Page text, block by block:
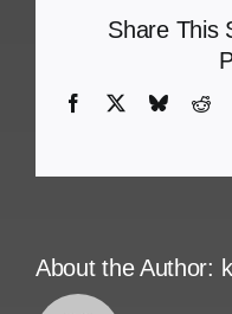
Share This
Facebook Bluesky
About the Author: